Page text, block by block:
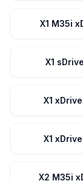
X1 M35i
X1
X1
X1
X2 M35i